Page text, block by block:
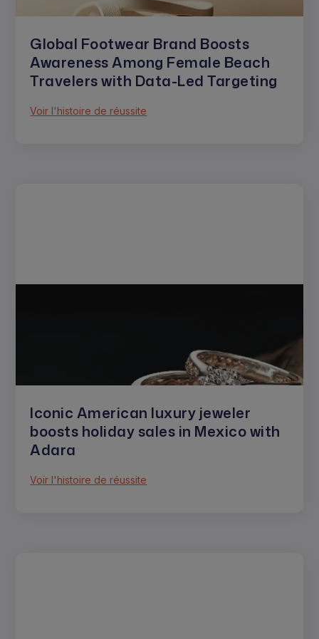
Global Footwear Brand Boosts
Awareness Among Female Beach
Travelers with Data-Led Targeting
Voir l'histoire de réussite
Iconic American luxury jeweler
boosts holiday sales in Mexico with
Adara
Voir l'histoire de réussite